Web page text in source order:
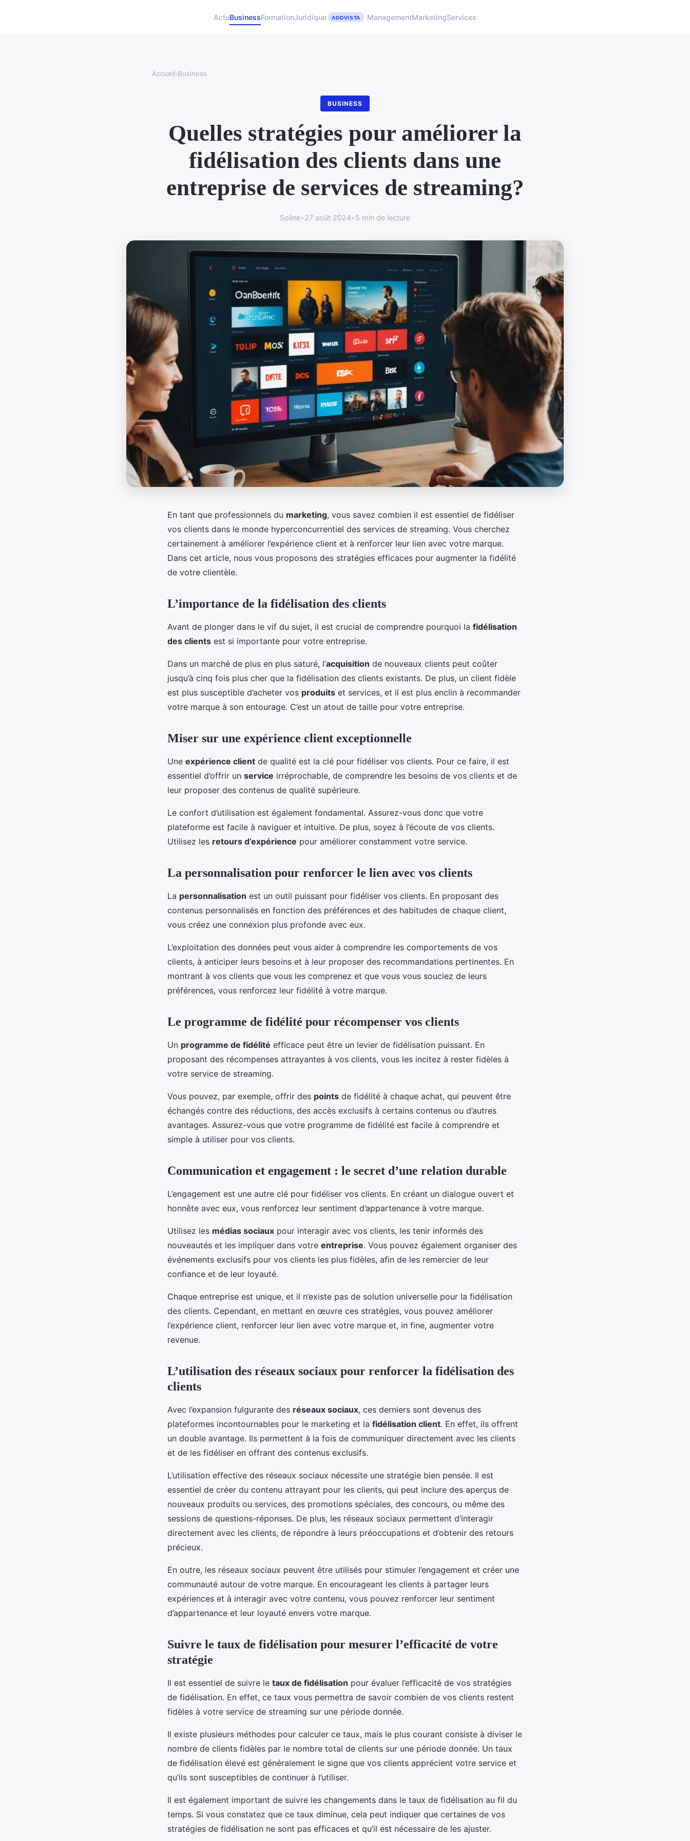
ActuBusinessFormationJuridique ManagementMarketingServices
Accueil›Business
BUSINESS
Quelles stratégies pour améliorer la
fidélisation des clients dans une
entreprise de services de streaming?
Soline•27 août 2024•5 min de lecture
En tant que professionnels du marketing, vous savez combien il est essentiel de fidéliser
vos clients dans le monde hyperconcurrentiel des services de streaming. Vous cherchez
certainement à améliorer l’expérience client et à renforcer leur lien avec votre marque.
Dans cet article, nous vous proposons des stratégies efficaces pour augmenter la fidélité
de votre clientèle.
L’importance de la fidélisation des clients
Avant de plonger dans le vif du sujet, il est crucial de comprendre pourquoi la fidélisation
des clients est si importante pour votre entreprise.
Dans un marché de plus en plus saturé, l’acquisition de nouveaux clients peut coûter
jusqu’à cinq fois plus cher que la fidélisation des clients existants. De plus, un client fidèle
est plus susceptible d’acheter vos produits et services, et il est plus enclin à recommander
votre marque à son entourage. C’est un atout de taille pour votre entreprise.
Miser sur une expérience client exceptionnelle
Une expérience client de qualité est la clé pour fidéliser vos clients. Pour ce faire, il est
essentiel d’offrir un service irréprochable, de comprendre les besoins de vos clients et de
leur proposer des contenus de qualité supérieure.
Le confort d’utilisation est également fondamental. Assurez-vous donc que votre
plateforme est facile à naviguer et intuitive. De plus, soyez à l’écoute de vos clients.
Utilisez les retours d’expérience pour améliorer constamment votre service.
La personnalisation pour renforcer le lien avec vos clients
La personnalisation est un outil puissant pour fidéliser vos clients. En proposant des
contenus personnalisés en fonction des préférences et des habitudes de chaque client,
vous créez une connexion plus profonde avec eux.
L’exploitation des données peut vous aider à comprendre les comportements de vos
clients, à anticiper leurs besoins et à leur proposer des recommandations pertinentes. En
montrant à vos clients que vous les comprenez et que vous vous souciez de leurs
préférences, vous renforcez leur fidélité à votre marque.
Le programme de fidélité pour récompenser vos clients
Un programme de fidélité efficace peut être un levier de fidélisation puissant. En
proposant des récompenses attrayantes à vos clients, vous les incitez à rester fidèles à
votre service de streaming.
Vous pouvez, par exemple, offrir des points de fidélité à chaque achat, qui peuvent être
échangés contre des réductions, des accès exclusifs à certains contenus ou d’autres
avantages. Assurez-vous que votre programme de fidélité est facile à comprendre et
simple à utiliser pour vos clients.
Communication et engagement : le secret d’une relation durable
L’engagement est une autre clé pour fidéliser vos clients. En créant un dialogue ouvert et
honnête avec eux, vous renforcez leur sentiment d’appartenance à votre marque.
Utilisez les médias sociaux pour interagir avec vos clients, les tenir informés des
nouveautés et les impliquer dans votre entreprise. Vous pouvez également organiser des
événements exclusifs pour vos clients les plus fidèles, afin de les remercier de leur
confiance et de leur loyauté.
Chaque entreprise est unique, et il n’existe pas de solution universelle pour la fidélisation
des clients. Cependant, en mettant en œuvre ces stratégies, vous pouvez améliorer
l’expérience client, renforcer leur lien avec votre marque et, in fine, augmenter votre
revenue.
L’utilisation des réseaux sociaux pour renforcer la fidélisation des
clients
Avec l’expansion fulgurante des réseaux sociaux, ces derniers sont devenus des
plateformes incontournables pour le marketing et la fidélisation client. En effet, ils offrent
un double avantage. Ils permettent à la fois de communiquer directement avec les clients
et de les fidéliser en offrant des contenus exclusifs.
L’utilisation effective des réseaux sociaux nécessite une stratégie bien pensée. Il est
essentiel de créer du contenu attrayant pour les clients, qui peut inclure des aperçus de
nouveaux produits ou services, des promotions spéciales, des concours, ou même des
sessions de questions-réponses. De plus, les réseaux sociaux permettent d’interagir
directement avec les clients, de répondre à leurs préoccupations et d’obtenir des retours
précieux.
En outre, les réseaux sociaux peuvent être utilisés pour stimuler l’engagement et créer une
communauté autour de votre marque. En encourageant les clients à partager leurs
expériences et à interagir avec votre contenu, vous pouvez renforcer leur sentiment
d’appartenance et leur loyauté envers votre marque.
Suivre le taux de fidélisation pour mesurer l’efficacité de votre
stratégie
Il est essentiel de suivre le taux de fidélisation pour évaluer l’efficacité de vos stratégies
de fidélisation. En effet, ce taux vous permettra de savoir combien de vos clients restent
fidèles à votre service de streaming sur une période donnée.
Il existe plusieurs méthodes pour calculer ce taux, mais le plus courant consiste à diviser le
nombre de clients fidèles par le nombre total de clients sur une période donnée. Un taux
de fidélisation élevé est généralement le signe que vos clients apprécient votre service et
qu’ils sont susceptibles de continuer à l’utiliser.
Il est également important de suivre les changements dans le taux de fidélisation au fil du
temps. Si vous constatez que ce taux diminue, cela peut indiquer que certaines de vos
stratégies de fidélisation ne sont pas efficaces et qu’il est nécessaire de les ajuster.